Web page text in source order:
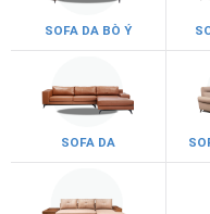
SOFA DA BÒ Ý
SOFA DA